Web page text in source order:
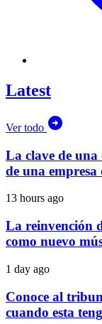
Latest
Ver todo
La clave de
de una
13 hours ago
La reinvención
como nuevo
1 day ago
Conoce al
cuando esta